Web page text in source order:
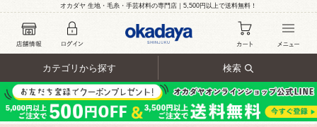
オカダヤ 生地・毛糸・手芸材料の専門店｜5,500円以上で送料無料！
カテゴリから探す 検索